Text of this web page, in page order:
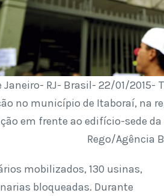
Janeiro- RJ- Brasil- 22/01/2015-
no município de Itaboraí, na
em frente ao edifício-sede da
Rego/Agência
mobilizados, 130 usinas,
bloqueadas. Durante